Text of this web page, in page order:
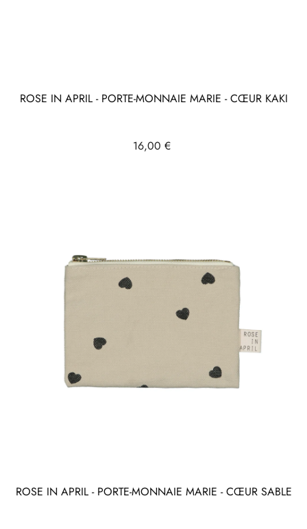
ROSE IN APRIL - PORTE-MONNAIE MARIE - CŒUR KAKI
Prix
16,00 €
ROSE IN APRIL - PORTE-MONNAIE MARIE - CŒUR SABLE